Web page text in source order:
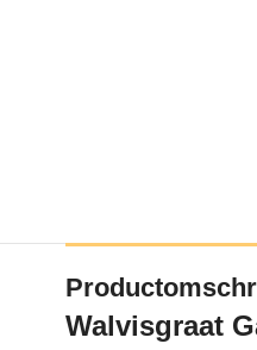
Walvisgraat